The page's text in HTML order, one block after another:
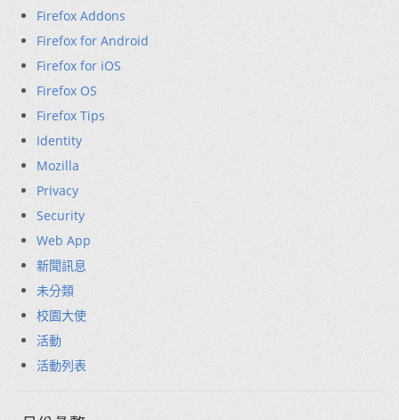
Firefox Addons
Firefox for Android
Firefox for iOS
Firefox OS
Firefox Tips
Identity
Mozilla
Privacy
Security
Web App
新聞訊息
未分類
校園大使
活動
活動列表